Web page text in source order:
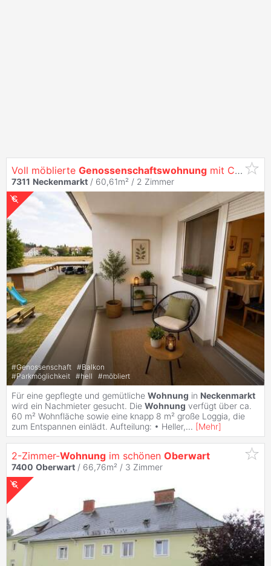
Voll möblierte Genossenschaftswohnung mit Carport in
7311 Neckenmarkt / 60,61m² / 2 Zimmer
#Genossenschaft #Balkon
#Parkmöglichkeit #hell #möbliert
Für eine gepflegte und gemütliche Wohnung in Neckenmarkt
wird ein Nachmieter gesucht. Die Wohnung verfügt über ca.
60 m² Wohnfläche sowie eine knapp 8 m² große Loggia, die
zum Entspannen einlädt. Aufteilung: • Heller,... [Mehr]
2-Zimmer-Wohnung im schönen Oberwart
7400 Oberwart / 66,76m² / 3 Zimmer